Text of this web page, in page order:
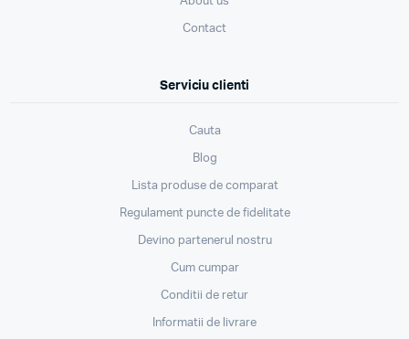
Contact
Serviciu clienti
Cauta
Blog
Lista produse de comparat
Regulament puncte de fidelitate
Devino partenerul nostru
Cum cumpar
Conditii de retur
Informatii de livrare